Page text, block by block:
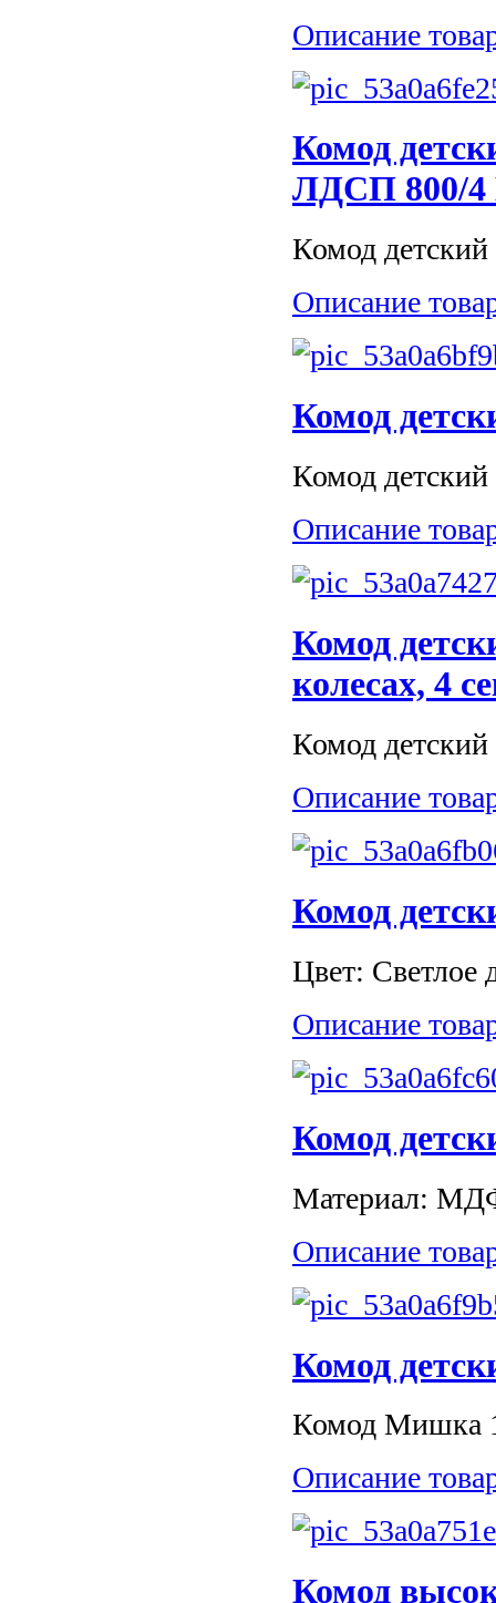
Описание
Комод
ЛДСП 800/4
Комод
Описание
Комод
Комод детский
Описание
Комод
колесах, 4
Комод
Описание
Комод
Цвет: Светлое
Описание
Комод
Материал:
Описание
Комод
Комод Мишка
Описание
Комод